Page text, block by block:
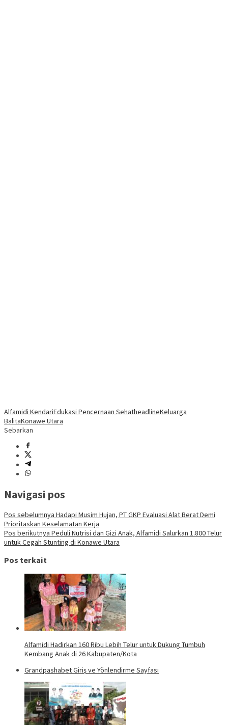
Alfamidi KendariEdukasi Pencernaan SehatheadlineKeluarga
BalitaKonawe Utara
Sebarkan
Navigasi pos
Pos sebelumnya Hadapi Musim Hujan, PT GKP Evaluasi Alat Berat Demi
Prioritaskan Keselamatan Kerja
Pos berikutnya Peduli Nutrisi dan Gizi Anak, Alfamidi Salurkan 1.800 Telur
untuk Cegah Stunting di Konawe Utara
Pos terkait
Alfamidi Hadirkan 160 Ribu Lebih Telur untuk Dukung Tumbuh
Kembang Anak di 26 Kabupaten/Kota
Grandpashabet Giriş ve Yönlendirme Sayfası